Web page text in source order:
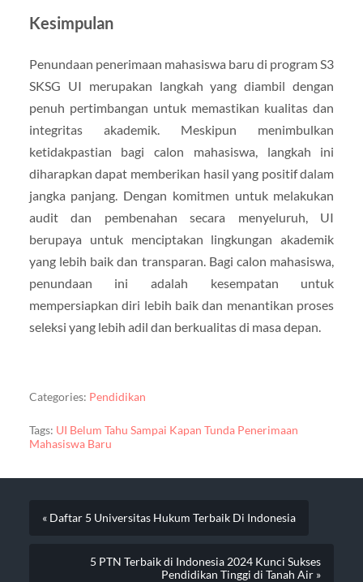
Kesimpulan
Penundaan penerimaan mahasiswa baru di program S3
SKSG UI merupakan langkah yang diambil dengan
penuh pertimbangan untuk memastikan kualitas dan
integritas akademik. Meskipun menimbulkan
ketidakpastian bagi calon mahasiswa, langkah ini
diharapkan dapat memberikan hasil yang positif dalam
jangka panjang. Dengan komitmen untuk melakukan
audit dan pembenahan secara menyeluruh, UI
berupaya untuk menciptakan lingkungan akademik
yang lebih baik dan transparan. Bagi calon mahasiswa,
penundaan ini adalah kesempatan untuk
mempersiapkan diri lebih baik dan menantikan proses
seleksi yang lebih adil dan berkualitas di masa depan.
Categories: Pendidikan
Tags: UI Belum Tahu Sampai Kapan Tunda Penerimaan
Mahasiswa Baru
« Daftar 5 Universitas Hukum Terbaik Di Indonesia
5 PTN Terbaik di Indonesia 2024 Kunci Sukses
Pendidikan Tinggi di Tanah Air »